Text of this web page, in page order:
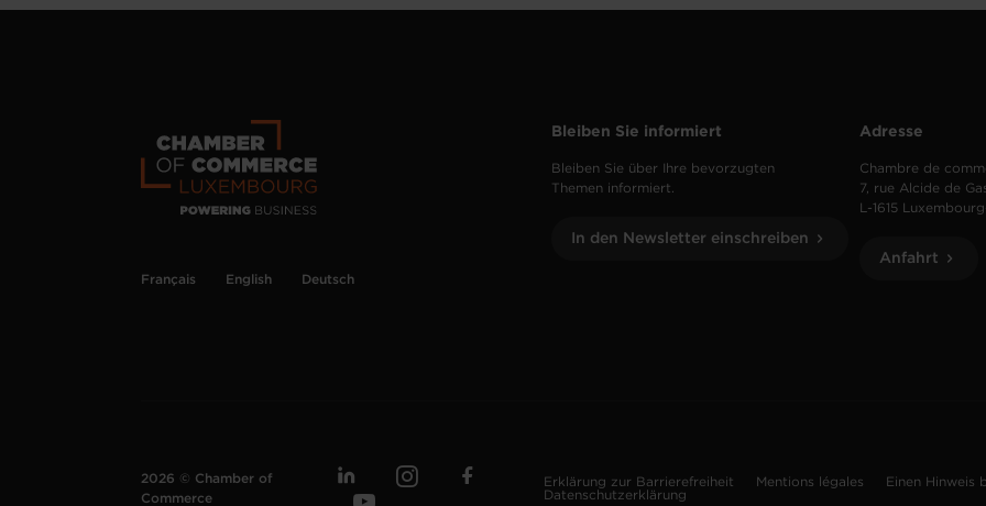
Français English Deutsch
Bleiben Sie informiert
Bleiben Sie über Ihre bevorzugten
Themen informiert.
In den Newsletter einschreiben
Adresse
Chambre de
7, rue Alcide de
L-1615
Anfahrt
2026 © Chamber of
Commerce
Erklärung zur Barrierefreiheit Mentions légales
Einen Hinweis
Datenschutzerklärung